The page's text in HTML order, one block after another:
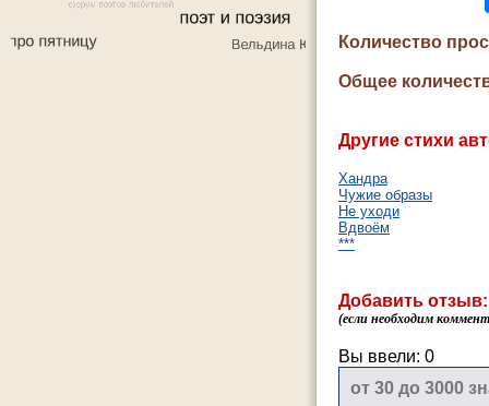
Количество
Общее
Другие стихи
Хандра
Чужие образы
Не уходи
Вдвоём
***
Добавить отзыв:
(если необходим
Вы ввели: 0